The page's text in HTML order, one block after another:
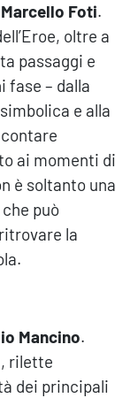
Marcello Foti.
oltre a
passaggi e
fase – dalla
e alla
ai momenti di
è soltanto una
può
la
Mancino.
rilette
dei principali